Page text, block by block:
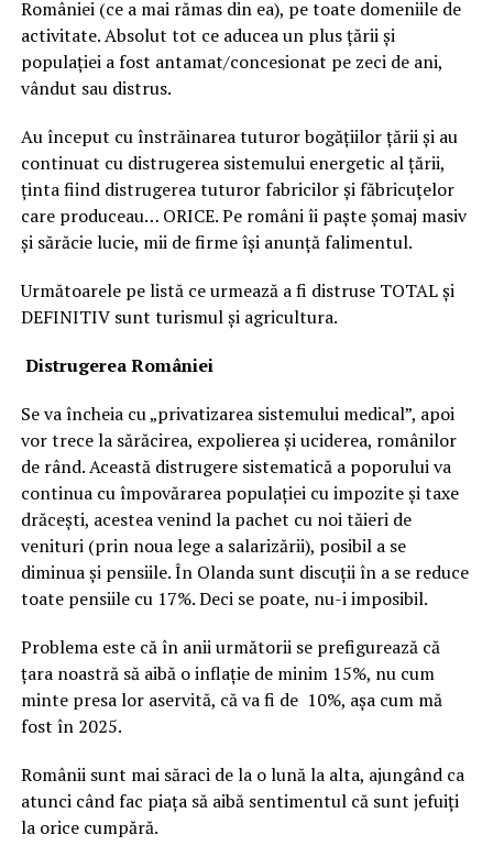
României (ce a mai rămas din ea), pe toate domeniile de
activitate. Absolut tot ce aducea un plus țării și
populației a fost antamat/concesionat pe zeci de ani,
vândut sau distrus.
Au început cu înstrăinarea tuturor bogățiilor țării și au
continuat cu distrugerea sistemului energetic al țării,
ținta fiind distrugerea tuturor fabricilor și făbricuțelor
care produceau… ORICE. Pe români îi paște șomaj masiv
și sărăcie lucie, mii de firme își anunță falimentul.
Următoarele pe listă ce urmează a fi distruse TOTAL și
DEFINITIV sunt turismul și agricultura.
Distrugerea României
Se va încheia cu „privatizarea sistemului medical”, apoi
vor trece la sărăcirea, expolierea și uciderea, românilor
de rând. Această distrugere sistematică a poporului va
continua cu împovărarea populației cu impozite și taxe
drăcești, acestea venind la pachet cu noi tăieri de
venituri (prin noua lege a salarizării), posibil a se
diminua și pensiile. În Olanda sunt discuții în a se reduce
toate pensiile cu 17%. Deci se poate, nu-i imposibil.
Problema este că în anii următorii se prefigurează că
țara noastră să aibă o inflație de minim 15%, nu cum
minte presa lor aservită, că va fi de 10%, așa cum mă
fost în 2025.
Românii sunt mai săraci de la o lună la alta, ajungând ca
atunci când fac piața să aibă sentimentul că sunt jefuiți
la orice cumpără.